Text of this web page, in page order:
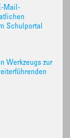
Mail-
Schulportal
Werkzeugs zur